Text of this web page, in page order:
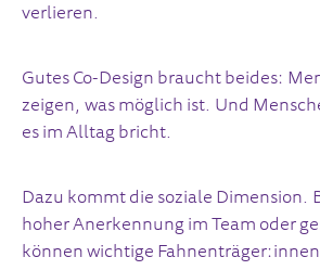
verlieren.
Gutes Co-Design braucht beides:
zeigen, was möglich ist. Und
es im Alltag bricht.
Dazu kommt die soziale Dimension.
hoher Anerkennung im Team oder
können wichtige